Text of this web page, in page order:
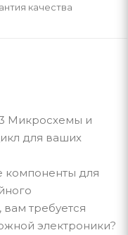
качества
Микросхемы и
для ваших
для
требуется
электроники?